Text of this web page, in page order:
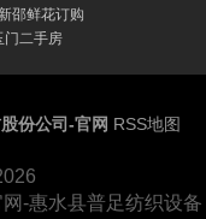
邵鲜花订购
门二手房
份公司-官网 RSS地图
-惠水县普足纺织设备